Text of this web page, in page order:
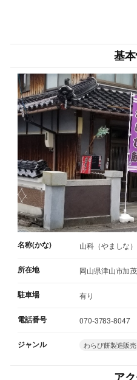
基
名称(かな) 山科（やましな）
所在地 岡山県津山市加
駐車場 有り
電話番号 070-3783-8047
ジャンル わらび餅製造販売